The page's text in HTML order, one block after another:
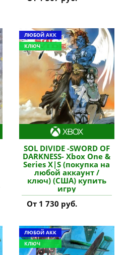
ЛЮБОЙ АКК
КЛЮЧ
SOL DIVIDE -SWORD OF
DARKNESS- Xbox One &
Series X|S (покупка на
любой аккаунт /
ключ) (США) купить
игру
От 1 730 руб.
ЛЮБОЙ АКК
КЛЮЧ